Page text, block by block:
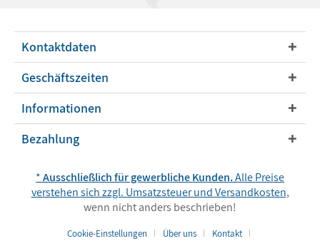
Kontaktdaten
Geschäftszeiten
Informationen
Bezahlung
*Ausschließlich für gewerbliche Kunden.Alle Preise
verstehen sich zzgl. Umsatzsteuer undVersandkosten,
wenn nicht anders beschrieben!
Cookie-Einstellungen Über uns
Kontakt